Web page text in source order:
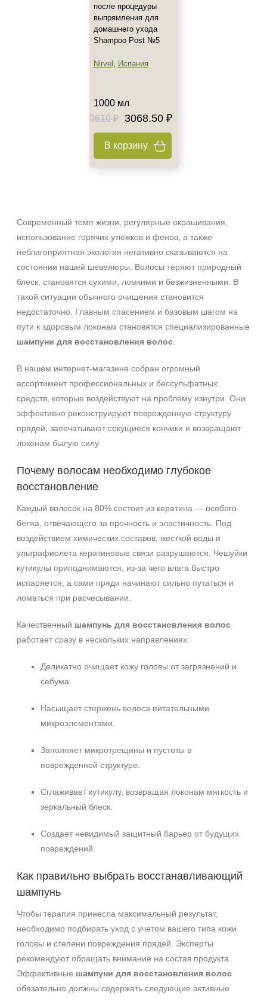
после процедуры
выпрямления для
домашнего ухода
Shampoo Post №5
Nirvel , Испания
1000 мл
3610 ₽
3068.50 ₽
В корзину
Современный темп жизни, регулярные окрашивания,
использование горячих утюжков и фенов, а также
неблагоприятная экология негативно сказываются на
состоянии нашей шевелюры. Волосы теряют природный
блеск, становятся сухими, ломкими и безжизненными. В
такой ситуации обычного очищения становится
недостаточно. Главным спасением и базовым шагом на
пути к здоровым локонам становятся специализированные
шампуни для восстановления волос
В нашем интернет-магазине собран огромный
ассортимент профессиональных и бессульфатных
средств, которые воздействуют на проблему изнутри. Они
эффективно реконструируют поврежденную структуру
прядей, запечатывают секущиеся кончики и возвращают
локонам былую силу.
Почему волосам необходимо глубокое
восстановление
Каждый волосок на 80% состоит из кератина — особого
белка, отвечающего за прочность и эластичность. Под
воздействием химических составов, жесткой воды и
ультрафиолета кератиновые связи разрушаются. Чешуйки
кутикулы приподнимаются, из-за чего влага быстро
испаряется, а сами пряди начинают сильно путаться и
ломаться при расчесывании.
Качественный шампунь для восстановления волос
работает сразу в нескольких направлениях:
Деликатно очищает кожу головы от загрязнений и
себума.
Насыщает стержень волоса питательными
микроэлементами.
Заполняет микротрещины и пустоты в
поврежденной структуре.
Сглаживает кутикулу, возвращая локонам мягкость и
зеркальный блеск.
Создает невидимый защитный барьер от будущих
повреждений.
Как правильно выбрать восстанавливающий
шампунь
Чтобы терапия принесла максимальный результат,
необходимо подбирать уход с учетом вашего типа кожи
головы и степени повреждения прядей. Эксперты
рекомендуют обращать внимание на состав продукта.
Эффективные шампуни для восстановления волос
обязательно должны содержать следующие активные